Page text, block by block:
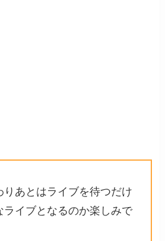
りあとはライブを待つだけ
ライブとなるのか楽しみで